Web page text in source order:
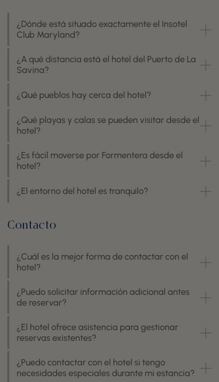
¿Dónde está situado exactamente el Insotel
Club Maryland?
¿A qué distancia está el hotel del Puerto de La
Savina?
¿Qué pueblos hay cerca del hotel?
¿Qué playas y calas se pueden visitar desde el
hotel?
¿Es fácil moverse por Formentera desde el
hotel?
¿El entorno del hotel es tranquilo?
Contacto
¿Cuál es la mejor forma de contactar con el
hotel?
¿Puedo solicitar información adicional antes
de reservar?
¿El hotel ofrece asistencia para gestionar
reservas existentes?
¿Puedo contactar con el hotel si tengo
necesidades especiales durante mi estancia?